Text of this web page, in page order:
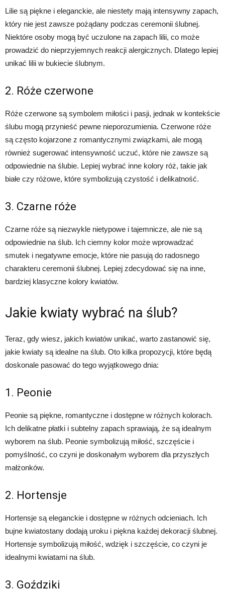
Lilie są piękne i eleganckie, ale niestety mają intensywny zapach,
który nie jest zawsze pożądany podczas ceremonii ślubnej.
Niektóre osoby mogą być uczulone na zapach lilii, co może
prowadzić do nieprzyjemnych reakcji alergicznych. Dlatego lepiej
unikać lilii w bukiecie ślubnym.
2. Róże czerwone
Róże czerwone są symbolem miłości i pasji, jednak w kontekście
ślubu mogą przynieść pewne nieporozumienia. Czerwone róże
są często kojarzone z romantycznymi związkami, ale mogą
również sugerować intensywność uczuć, które nie zawsze są
odpowiednie na ślubie. Lepiej wybrać inne kolory róż, takie jak
białe czy różowe, które symbolizują czystość i delikatność.
3. Czarne róże
Czarne róże są niezwykle nietypowe i tajemnicze, ale nie są
odpowiednie na ślub. Ich ciemny kolor może wprowadzać
smutek i negatywne emocje, które nie pasują do radosnego
charakteru ceremonii ślubnej. Lepiej zdecydować się na inne,
bardziej klasyczne kolory kwiatów.
Jakie kwiaty wybrać na ślub?
Teraz, gdy wiesz, jakich kwiatów unikać, warto zastanowić się,
jakie kwiaty są idealne na ślub. Oto kilka propozycji, które będą
doskonale pasować do tego wyjątkowego dnia:
1. Peonie
Peonie są piękne, romantyczne i dostępne w różnych kolorach.
Ich delikatne płatki i subtelny zapach sprawiają, że są idealnym
wyborem na ślub. Peonie symbolizują miłość, szczęście i
pomyślność, co czyni je doskonałym wyborem dla przyszłych
małżonków.
2. Hortensje
Hortensje są eleganckie i dostępne w różnych odcieniach. Ich
bujne kwiatostany dodają uroku i piękna każdej dekoracji ślubnej.
Hortensje symbolizują miłość, wdzięk i szczęście, co czyni je
idealnymi kwiatami na ślub.
3. Goździki